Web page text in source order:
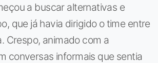
a buscar alternativas e
que já havia dirigido o time entre
Crespo, animado com a
conversas informais que sentia